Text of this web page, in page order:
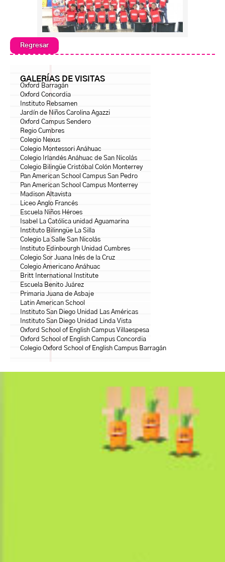
Regresar
GALERÍAS DE VISITAS
Oxford Barragán
Oxford Concordia
Instituto Rebsamen
Jardín de Niños Carolina Agazzi
Oxford Campus Sendero
Regio Cumbres
Colegio Nexus
Colegio Montessori Anáhuac
Colegio Irlandés Anáhuac de San Nicolás
Colegio Bilingüe Cristóbal Colón Monterrey
Pan American School Campus San Pedro
Pan American School Campus Monterrey
Madison Altavista
Liceo Anglo Francés
Escuela Niños Héroes
Isabel La Católica unidad Aguamarina
Instituto Bilinngüe La Silla
Colegio La Salle San Nicolás
Instituto Edinbourgh Unidad Cumbres
Colegio Sor Juana Inés de la Cruz
Colegio Americano Anáhuac
Britt International Institute
Escuela Benito Juárez
Primaria Juana de Asbaje
Latin American School
Instituto San Diego Unidad Las Américas
Instituto San Diego Unidad Linda Vista
Oxford School of English Campus Villaespesa
Oxford School of English Campus Concordia
Colegio Oxford School of English Campus Barragán